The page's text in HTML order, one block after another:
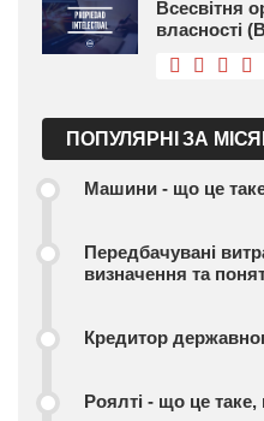
Всесвітня
власності
ПОПУЛЯРНІ ЗА
Машини - що це
Передбачувані
визначення та
Кредитор
Роялті - що це таке,